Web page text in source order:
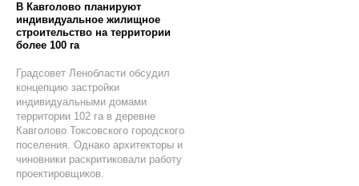
В Кавголово планируют
индивидуальное жилищное
строительство на территории
более 100 га
Градсовет Ленобласти обсудил
концепцию застройки
индивидуальными домами
территории 102 га в деревне
Кавголово Токсовского городского
поселения. Однако архитекторы и
чиновники раскритиковали работу
проектировщиков.